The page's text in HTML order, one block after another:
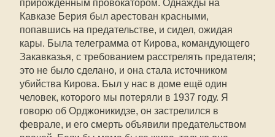
прирождённым провокатором. Однажды на
Кавказе Берия был арестован красными,
попавшись на предательстве, и сидел, ожидая
кары. Была телеграмма от Кирова, командующего
Закавказья, с требованием расстрелять предателя;
это не было сделано, и она стала источником
убийства Кирова. Был у нас в доме ещё один
человек, которого мы потеряли в 1937 году. Я
говорю об Орджоникидзе, он застрелился в
феврале, и его смерть объявили предательством